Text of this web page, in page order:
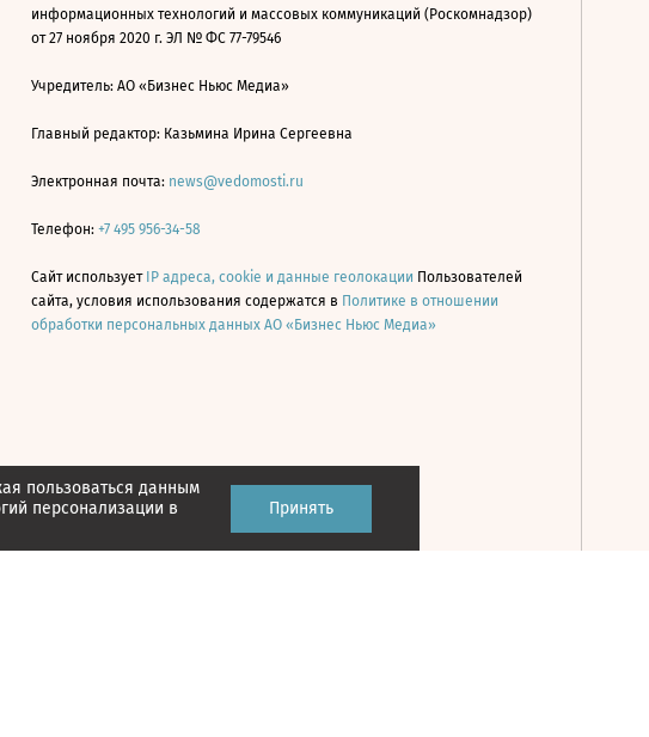
пользоваться данным
персонализации в
Принять
информационных технологий и массовых коммуникаций (Роскомнадзор)
от 27 ноября 2020 г. ЭЛ № ФС 77-79546
Учредитель: АО «Бизнес Ньюс Медиа»
Главный редактор: Казьмина Ирина Сергеевна
Электронная почта: news@vedomosti.ru
Телефон: +7 495 956-34-58
Сайт использует IP адреса, cookie и данные геолокации Пользователей
сайта, условия использования содержатся в Политике в отношении
обработки персональных данных АО «Бизнес Ньюс Медиа»